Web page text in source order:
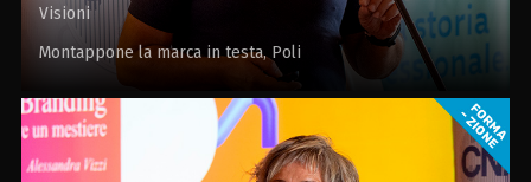
Visioni
Montappone la marca in testa Poli